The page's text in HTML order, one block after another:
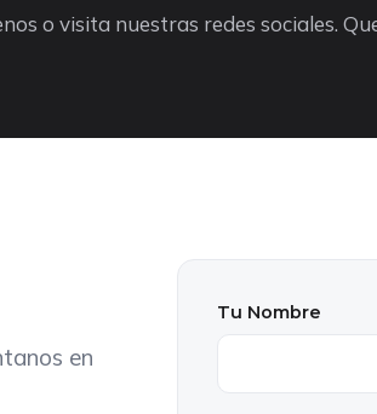
o visita nuestras redes sociales.
en
Tu Nombre